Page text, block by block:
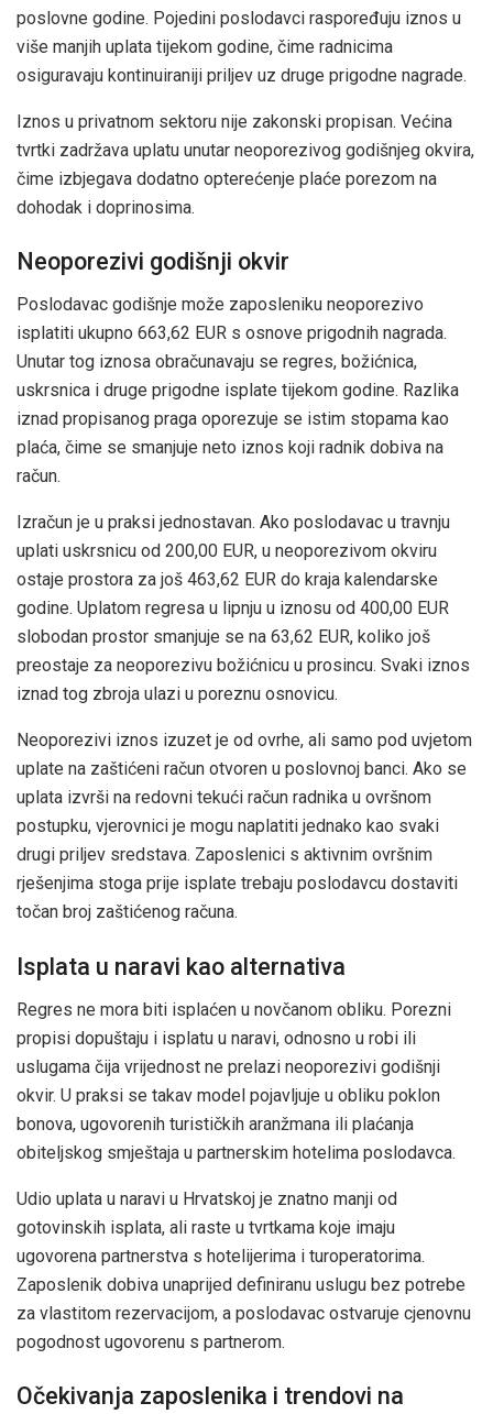
poslovne godine. Pojedini poslodavci raspoređuju iznos u
više manjih uplata tijekom godine, čime radnicima
osiguravaju kontinuiraniji priljev uz druge prigodne nagrade.
Iznos u privatnom sektoru nije zakonski propisan. Većina
tvrtki zadržava uplatu unutar neoporezivog godišnjeg okvira,
čime izbjegava dodatno opterećenje plaće porezom na
dohodak i doprinosima.
Neoporezivi godišnji okvir
Poslodavac godišnje može zaposleniku neoporezivo
isplatiti ukupno 663,62 EUR s osnove prigodnih nagrada.
Unutar tog iznosa obračunavaju se regres, božićnica,
uskrsnica i druge prigodne isplate tijekom godine. Razlika
iznad propisanog praga oporezuje se istim stopama kao
plaća, čime se smanjuje neto iznos koji radnik dobiva na
račun.
Izračun je u praksi jednostavan. Ako poslodavac u travnju
uplati uskrsnicu od 200,00 EUR, u neoporezivom okviru
ostaje prostora za još 463,62 EUR do kraja kalendarske
godine. Uplatom regresa u lipnju u iznosu od 400,00 EUR
slobodan prostor smanjuje se na 63,62 EUR, koliko još
preostaje za neoporezivu božićnicu u prosincu. Svaki iznos
iznad tog zbroja ulazi u poreznu osnovicu.
Neoporezivi iznos izuzet je od ovrhe, ali samo pod uvjetom
uplate na zaštićeni račun otvoren u poslovnoj banci. Ako se
uplata izvrši na redovni tekući račun radnika u ovršnom
postupku, vjerovnici je mogu naplatiti jednako kao svaki
drugi priljev sredstava. Zaposlenici s aktivnim ovršnim
rješenjima stoga prije isplate trebaju poslodavcu dostaviti
točan broj zaštićenog računa.
Isplata u naravi kao alternativa
Regres ne mora biti isplaćen u novčanom obliku. Porezni
propisi dopuštaju i isplatu u naravi, odnosno u robi ili
uslugama čija vrijednost ne prelazi neoporezivi godišnji
okvir. U praksi se takav model pojavljuje u obliku poklon
bonova, ugovorenih turističkih aranžmana ili plaćanja
obiteljskog smještaja u partnerskim hotelima poslodavca.
Udio uplata u naravi u Hrvatskoj je znatno manji od
gotovinskih isplata, ali raste u tvrtkama koje imaju
ugovorena partnerstva s hotelijerima i turoperatorima.
Zaposlenik dobiva unaprijed definiranu uslugu bez potrebe
za vlastitom rezervacijom, a poslodavac ostvaruje cjenovnu
pogodnost ugovorenu s partnerom.
Očekivanja zaposlenika i trendovi na